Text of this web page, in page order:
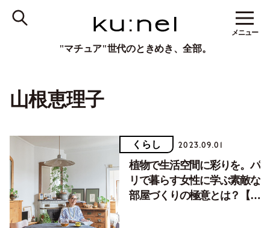
"マチュア"世代のときめき、全部。
メニュー
山根恵理子
くらし 2023.09.01
植物で生活空間に彩りを。パ
リで暮らす女性に学ぶ素敵な
部屋づくりの極意とは？【後